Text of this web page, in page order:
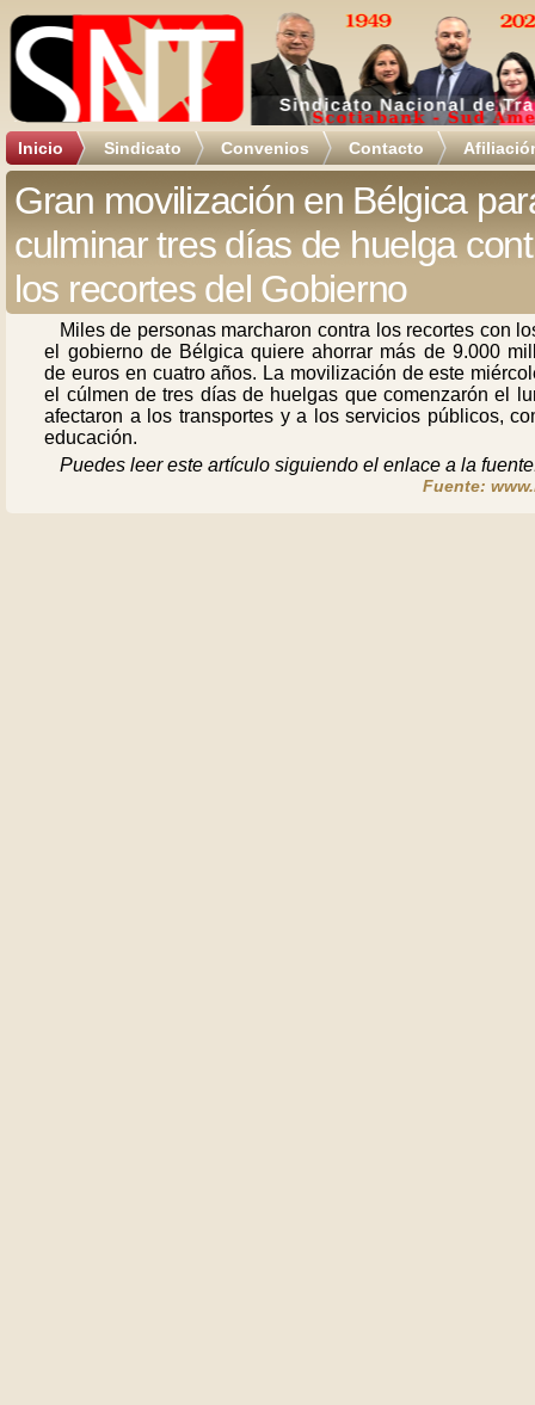
Inicio Sindicato Convenios Contacto
Gran movilización en Bélgica
culminar tres días de huelga
los recortes del Gobierno
Miles de personas marcharon contra los recortes con
el gobierno de Bélgica quiere ahorrar más de 9.000
de euros en cuatro años. La movilización de este
el cúlmen de tres días de huelgas que comenzarón el
afectaron a los transportes y a los servicios públicos,
educación.
Puedes leer este artículo siguiendo el enlace a la
Fuente: